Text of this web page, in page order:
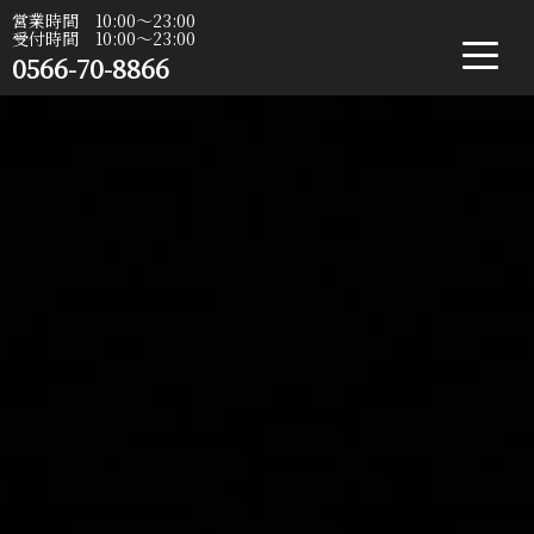
営業時間 10:00〜23:00
受付時間 10:00〜23:00
0566-70-8866